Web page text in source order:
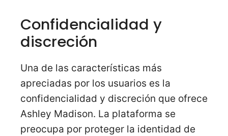
Confidencialidad y
discreción
Una de las características más
apreciadas por los usuarios es la
confidencialidad y discreción que ofrece
Ashley Madison. La plataforma se
preocupa por proteger la identidad de